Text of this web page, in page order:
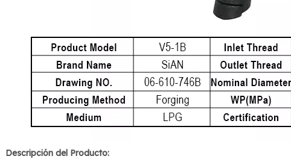
Descripción del Producto: